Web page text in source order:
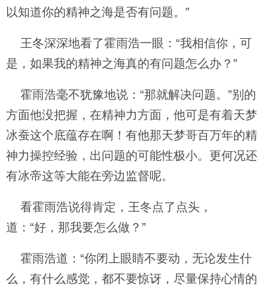
以知道你的精神之海是否有问题。”
王冬深深地看了霍雨浩一眼：“我相信你，可
是，如果我的精神之海真的有问题怎么办？”
霍雨浩毫不犹豫地说：“那就解决问题。”别的
方面他没把握，在精神力方面，他可是有着天梦
冰蚕这个底蕴存在啊！有他那天梦哥百万年的精
神力操控经验，出问题的可能性极小。更何况还
有冰帝这等大能在旁边监督呢。
看霍雨浩说得肯定，王冬点了点头，
道：“好，那我要怎么做？”
霍雨浩道：“你闭上眼睛不要动，无论发生什
么，有什么感觉，都不要惊讶，尽量保持心情的